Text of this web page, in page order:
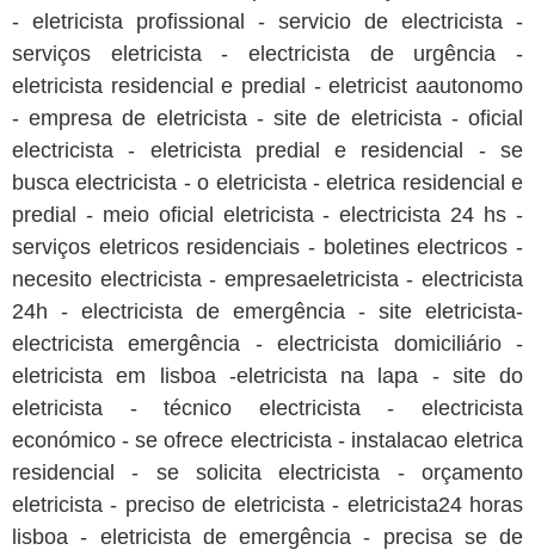
- eletricista profissional - servicio de electricista -
serviços eletricista - electricista de urgência -
eletricista residencial e predial - eletricist aautonomo
- empresa de eletricista - site de eletricista - oficial
electricista - eletricista predial e residencial - se
busca electricista - o eletricista - eletrica residencial e
predial - meio oficial eletricista - electricista 24 hs -
serviços eletricos residenciais - boletines electricos -
necesito electricista - empresaeletricista - electricista
24h - electricista de emergência - site eletricista-
electricista emergência - electricista domiciliário -
eletricista em lisboa -eletricista na lapa - site do
eletricista - técnico electricista - electricista
económico - se ofrece electricista - instalacao eletrica
residencial - se solicita electricista - orçamento
eletricista - preciso de eletricista - eletricista24 horas
lisboa - eletricista de emergência - precisa se de